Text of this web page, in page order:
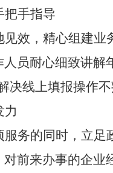
把手指导
见效，精心组建
员耐心细致讲解
决线上填报操作
力
服务的同时，立
前来办事的企